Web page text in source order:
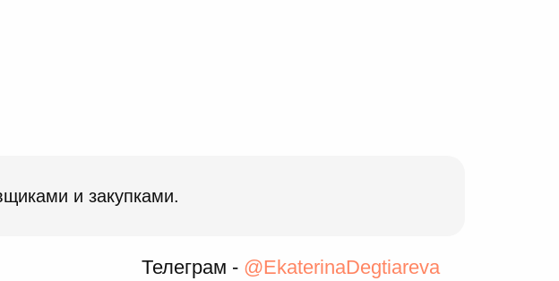
и закупками.
Телеграм - @EkaterinaDegtiareva